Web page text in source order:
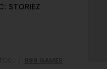
STORIEZ
| 999 GAMES